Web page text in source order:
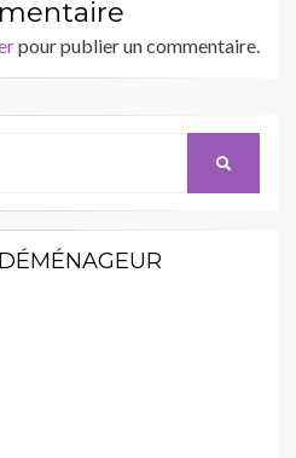
pour publier un commentaire.